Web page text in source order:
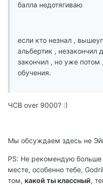
балла недотягиваю
если кто незнал ,
альбертик ,
закончил , но уже потом
обучения.
ЧСВ over 9000? :)
Мы обсуждаем здесь не
PS: Не рекомендую больше
месте, особенно тебе,
том, какой ты классный,